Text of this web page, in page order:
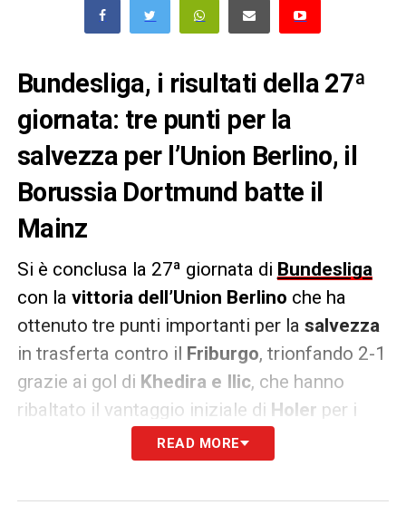
Bundesliga, i risultati della 27ª
giornata: tre punti per la
salvezza per l’Union Berlino, il
Borussia Dortmund batte il
Mainz
Si è conclusa la 27ª giornata di Bundesliga
con la vittoria dell’Union Berlino che ha
ottenuto tre punti importanti per la salvezza
in trasferta contro il Friburgo, trionfando 2-1
grazie ai gol di Khedira e Ilic, che hanno
ribaltato il vantaggio iniziale di Holer per i
padroni di casa. Nel match tra
Dortmund e Mainz, i gialloneri hanno vinto
READ MORE